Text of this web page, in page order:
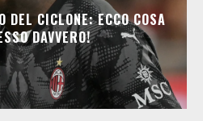
DEL CICLONE: ECCO COSA
DAVVERO!